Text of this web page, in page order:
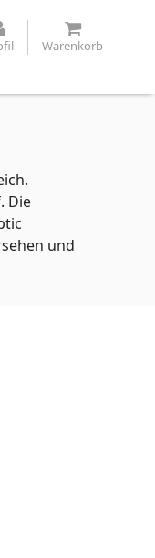
Warenkorb
Die
und